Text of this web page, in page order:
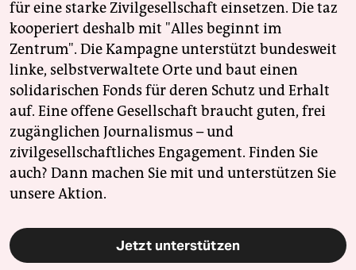
für eine starke Zivilgesellschaft einsetzen. Die taz
kooperiert deshalb mit "Alles beginnt im
Zentrum". Die Kampagne unterstützt bundesweit
linke, selbstverwaltete Orte und baut einen
solidarischen Fonds für deren Schutz und Erhalt
auf. Eine offene Gesellschaft braucht guten, frei
zugänglichen Journalismus – und
zivilgesellschaftliches Engagement. Finden Sie
auch? Dann machen Sie mit und unterstützen Sie
unsere Aktion.
Jetzt unterstützen